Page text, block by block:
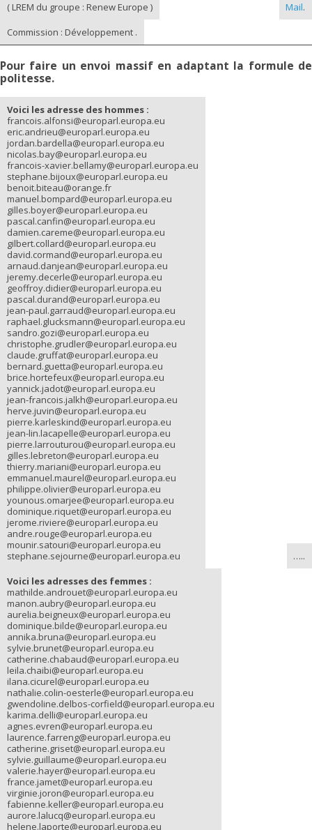
( LREM du groupe : Renew Europe )
Mail.
Commission : Développement .
Pour faire un envoi massif en adaptant la formule de
politesse.
Voici les adresse des hommes :
francois.alfonsi@europarl.europa.eu
eric.andrieu@europarl.europa.eu
jordan.bardella@europarl.europa.eu
nicolas.bay@europarl.europa.eu
francois-xavier.bellamy@europarl.europa.eu
stephane.bijoux@europarl.europa.eu
benoit.biteau@orange.fr
manuel.bompard@europarl.europa.eu
gilles.boyer@europarl.europa.eu
pascal.canfin@europarl.europa.eu
damien.careme@europarl.europa.eu
gilbert.collard@europarl.europa.eu
david.cormand@europarl.europa.eu
arnaud.danjean@europarl.europa.eu
jeremy.decerle@europarl.europa.eu
geoffroy.didier@europarl.europa.eu
pascal.durand@europarl.europa.eu
jean-paul.garraud@europarl.europa.eu
raphael.glucksmann@europarl.europa.eu
sandro.gozi@europarl.europa.eu
christophe.grudler@europarl.europa.eu
claude.gruffat@europarl.europa.eu
bernard.guetta@europarl.europa.eu
brice.hortefeux@europarl.europa.eu
yannick.jadot@europarl.europa.eu
jean-francois.jalkh@europarl.europa.eu
herve.juvin@europarl.europa.eu
pierre.karleskind@europarl.europa.eu
jean-lin.lacapelle@europarl.europa.eu
pierre.larrouturou@europarl.europa.eu
gilles.lebreton@europarl.europa.eu
thierry.mariani@europarl.europa.eu
emmanuel.maurel@europarl.europa.eu
philippe.olivier@europarl.europa.eu
younous.omarjee@europarl.europa.eu
dominique.riquet@europarl.europa.eu
jerome.riviere@europarl.europa.eu
andre.rouge@europarl.europa.eu
mounir.satouri@europarl.europa.eu
stephane.sejourne@europarl.europa.eu
…..
Voici les adresses des femmes :
mathilde.androuet@europarl.europa.eu
manon.aubry@europarl.europa.eu
aurelia.beigneux@europarl.europa.eu
dominique.bilde@europarl.europa.eu
annika.bruna@europarl.europa.eu
sylvie.brunet@europarl.europa.eu
catherine.chabaud@europarl.europa.eu
leila.chaibi@europarl.europa.eu
ilana.cicurel@europarl.europa.eu
nathalie.colin-oesterle@europarl.europa.eu
gwendoline.delbos-corfield@europarl.europa.eu
karima.delli@europarl.europa.eu
agnes.evren@europarl.europa.eu
laurence.farreng@europarl.europa.eu
catherine.griset@europarl.europa.eu
sylvie.guillaume@europarl.europa.eu
valerie.hayer@europarl.europa.eu
france.jamet@europarl.europa.eu
virginie.joron@europarl.europa.eu
fabienne.keller@europarl.europa.eu
aurore.lalucq@europarl.europa.eu
helene.laporte@europarl.europa.eu